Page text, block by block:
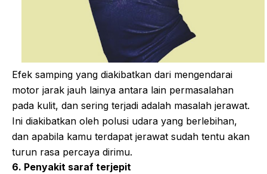
Efek samping yang diakibatkan dari mengendarai
motor jarak jauh lainya antara lain permasalahan
pada kulit, dan sering terjadi adalah masalah jerawat.
Ini diakibatkan oleh polusi udara yang berlebihan,
dan apabila kamu terdapat jerawat sudah tentu akan
turun rasa percaya dirimu.
6. Penyakit saraf terjepit